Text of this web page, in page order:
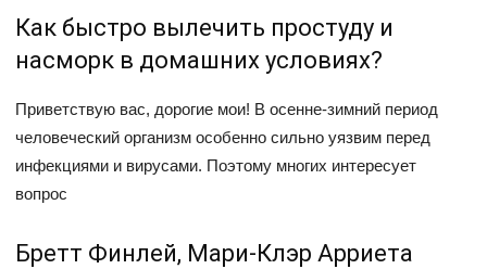
Как быстро вылечить простуду и
насморк в домашних условиях?
Приветствую вас, дорогие мои! В осенне-зимний период
человеческий организм особенно сильно уязвим перед
инфекциями и вирусами. Поэтому многих интересует
вопрос
Бретт Финлей, Мари-Клэр Арриета